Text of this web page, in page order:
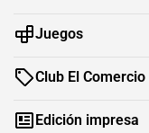
Juegos
Club El Comercio
Edición impresa